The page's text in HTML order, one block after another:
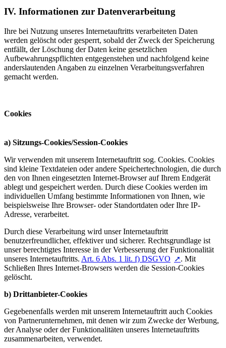
IV. Informationen zur Datenverarbeitung
Ihre bei Nutzung unseres Internetauftritts verarbeiteten Daten
werden gelöscht oder gesperrt, sobald der Zweck der Speicherung
entfällt, der Löschung der Daten keine gesetzlichen
Aufbewahrungspflichten entgegenstehen und nachfolgend keine
anderslautenden Angaben zu einzelnen Verarbeitungsverfahren
gemacht werden.
Cookies
a) Sitzungs-Cookies/Session-Cookies
Wir verwenden mit unserem Internetauftritt sog. Cookies. Cookies
sind kleine Textdateien oder andere Speichertechnologien, die durch
den von Ihnen eingesetzten Internet-Browser auf Ihrem Endgerät
ablegt und gespeichert werden. Durch diese Cookies werden im
individuellen Umfang bestimmte Informationen von Ihnen, wie
beispielsweise Ihre Browser- oder Standortdaten oder Ihre IP-
Adresse, verarbeitet.
Durch diese Verarbeitung wird unser Internetauftritt
benutzerfreundlicher, effektiver und sicherer. Rechtsgrundlage ist
unser berechtigtes Interesse in der Verbesserung der Funktionalität
unseres Internetauftritts. Art. 6 Abs. 1 lit. f) DSGVO
. Mit
Schließen Ihres Internet-Browsers werden die Session-Cookies
gelöscht.
b) Drittanbieter-Cookies
Gegebenenfalls werden mit unserem Internetauftritt auch Cookies
von Partnerunternehmen, mit denen wir zum Zwecke der Werbung,
der Analyse oder der Funktionalitäten unseres Internetauftritts
zusammenarbeiten, verwendet.